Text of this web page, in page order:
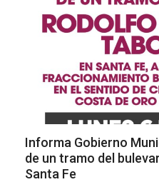
Informa Gobierno
de un tramo del
Santa Fe